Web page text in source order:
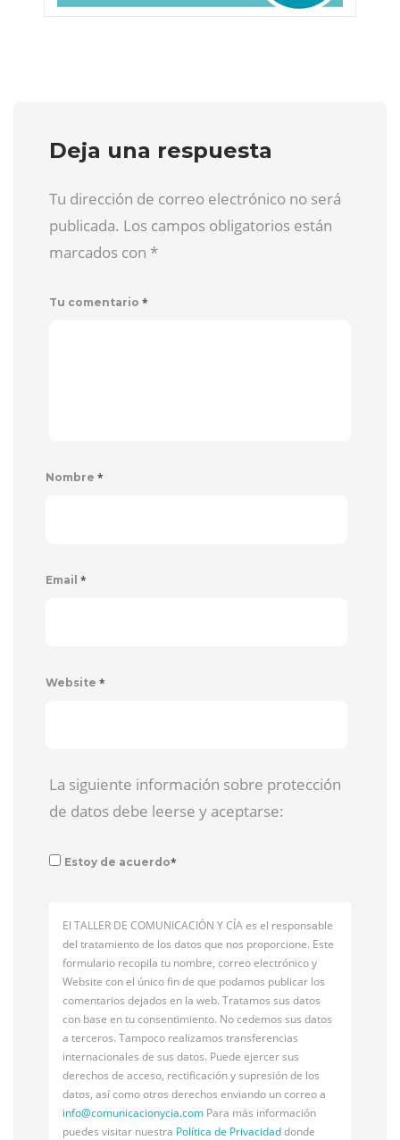
Deja una respuesta
Tu dirección de correo electrónico no será
publicada. Los campos obligatorios están
marcados con *
Tu comentario *
Nombre *
Email *
Website *
La siguiente información sobre protección
de datos debe leerse y aceptarse:
Estoy de acuerdo*
El TALLER DE COMUNICACIÓN Y CÍA es el responsable
del tratamiento de los datos que nos proporcione. Este
formulario recopila tu nombre, correo electrónico y
Website con el único fin de que podamos publicar los
comentarios dejados en la web. Tratamos sus datos
con base en tu consentimiento. No cedemos sus datos
a terceros. Tampoco realizamos transferencias
internacionales de sus datos. Puede ejercer sus
derechos de acceso, rectificación y supresión de los
datos, así como otros derechos enviando un correo a
info@comunicacionycia.com Para más información
puedes visitar nuestra Política de Privacidaddonde